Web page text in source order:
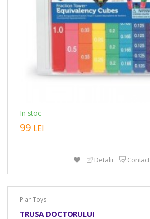
In stoc
99 LEI
Detalii Contact
Plan Toys
TRUSA DOCTORULUI